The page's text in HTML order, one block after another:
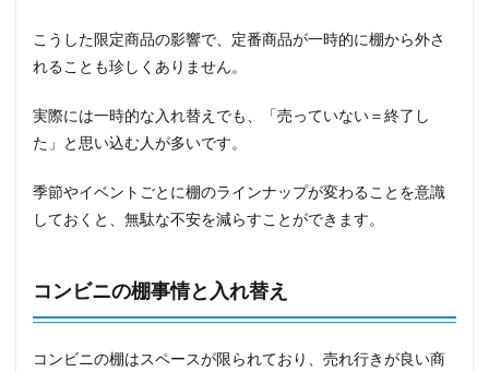
こうした限定商品の影響で、定番商品が一時的に棚から外さ
れることも珍しくありません。
実際には一時的な入れ替えでも、「売っていない＝終了し
た」と思い込む人が多いです。
季節やイベントごとに棚のラインナップが変わることを意識
しておくと、無駄な不安を減らすことができます。
コンビニの棚事情と入れ替え
コンビニの棚はスペースが限られており、売れ行きが良い商